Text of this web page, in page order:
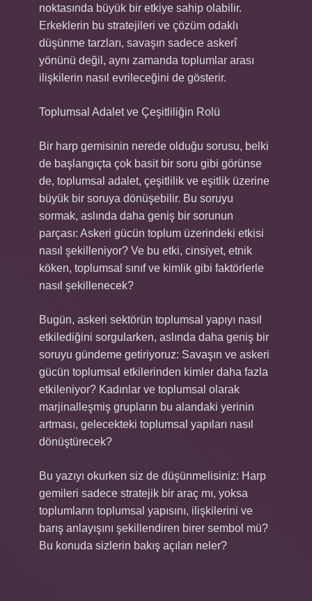
noktasında büyük bir etkiye sahip olabilir.
Erkeklerin bu stratejileri ve çözüm odaklı
düşünme tarzları, savaşın sadece askerî
yönünü değil, aynı zamanda toplumlar arası
ilişkilerin nasıl evrileceğini de gösterir.
Toplumsal Adalet ve Çeşitliliğin Rolü
Bir harp gemisinin nerede olduğu sorusu, belki
de başlangıçta çok basit bir soru gibi görünse
de, toplumsal adalet, çeşitlilik ve eşitlik üzerine
büyük bir soruya dönüşebilir. Bu soruyu
sormak, aslında daha geniş bir sorunun
parçası: Askeri gücün toplum üzerindeki etkisi
nasıl şekilleniyor? Ve bu etki, cinsiyet, etnik
köken, toplumsal sınıf ve kimlik gibi faktörlerle
nasıl şekillenecek?
Bugün, askeri sektörün toplumsal yapıyı nasıl
etkilediğini sorgularken, aslında daha geniş bir
soruyu gündeme getiriyoruz: Savaşın ve askeri
gücün toplumsal etkilerinden kimler daha fazla
etkileniyor? Kadınlar ve toplumsal olarak
marjinalleşmiş grupların bu alandaki yerinin
artması, gelecekteki toplumsal yapıları nasıl
dönüştürecek?
Bu yazıyı okurken siz de düşünmelisiniz: Harp
gemileri sadece stratejik bir araç mı, yoksa
toplumların toplumsal yapısını, ilişkilerini ve
barış anlayışını şekillendiren birer sembol mü?
Bu konuda sizlerin bakış açıları neler?